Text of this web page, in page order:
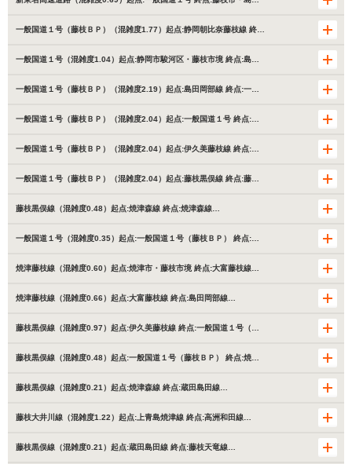
一般国道１号（藤枝ＢＰ）（混雑度1.77）起点:静岡朝比奈藤枝線 終…
一般国道１号（混雑度1.04）起点:静岡市駿河区・藤枝市境 終点:島…
一般国道１号（藤枝ＢＰ）（混雑度2.19）起点:島田岡部線 終点:一…
一般国道１号（藤枝ＢＰ）（混雑度2.04）起点:一般国道１号 終点:…
一般国道１号（藤枝ＢＰ）（混雑度2.04）起点:伊久美藤枝線 終点:…
一般国道１号（藤枝ＢＰ）（混雑度2.04）起点:藤枝黒俣線 終点:藤…
藤枝黒俣線（混雑度0.48）起点:焼津森線 終点:焼津森線…
一般国道１号（混雑度0.35）起点:一般国道１号（藤枝ＢＰ） 終点:…
焼津藤枝線（混雑度0.60）起点:焼津市・藤枝市境 終点:大富藤枝線…
焼津藤枝線（混雑度0.66）起点:大富藤枝線 終点:島田岡部線…
藤枝黒俣線（混雑度0.97）起点:伊久美藤枝線 終点:一般国道１号（…
藤枝黒俣線（混雑度0.48）起点:一般国道１号（藤枝ＢＰ） 終点:焼…
藤枝黒俣線（混雑度0.21）起点:焼津森線 終点:蔵田島田線…
藤枝大井川線（混雑度1.22）起点:上青島焼津線 終点:高洲和田線…
藤枝黒俣線（混雑度0.21）起点:蔵田島田線 終点:藤枝天竜線…